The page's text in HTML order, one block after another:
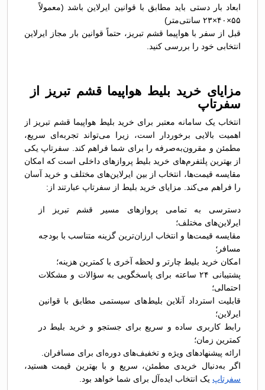
ابعاد بار دستی باید مطابق با قوانین ایرلاین باشد (معمولاً
۵۵×۴۰×۲۳ سانتی‌متر)
قبل از سفر با هواپیما قشم تبریز، حتماً قوانین بار مجاز ایرلاین
انتخابی خود را بررسی کنید.
مزایای خرید بلیط هواپیما قشم تبریز از
سفرتاپ
انتخاب یک سامانه معتبر برای خرید بلیط هواپیما قشم تبریز از
اهمیت بالایی برخوردار است، زیرا می‌تواند تجربه‌ای سریع،
مطمئن و مقرون‌به‌صرفه را برای شما فراهم کند. سفرتاپ یکی
از بهترین پلتفرم‌های خرید بلیط پروازهای داخلی است که امکان
مقایسه قیمت‌ها، انتخاب از بین ایرلاین‌های مختلف و خرید آسان
را فراهم می‌کند. مزایای خرید بلیط از سفرتاپ عبارتند از:
دسترسی به تمامی پروازهای مسیر قشم تبریز از
ایرلاین‌های مختلف؛
مقایسه قیمت‌ها و انتخاب ارزان‌ترین گزینه متناسب با بودجه
مسافر؛
امکان خرید بلیط چارتر و لحظه آخری با کمترین هزینه؛
پشتیبانی ۲۴ ساعته برای پاسخگویی به سؤالات و مشکلات
احتمالی؛
قابلیت استرداد آنلاین بلیط‌های سیستمی مطابق با قوانین
ایرلاین؛
رابط کاربری ساده و سریع برای جستجو و خرید بلیط در
کمترین زمان؛
ارائه پیشنهادهای ویژه و تخفیف‌های دوره‌ای برای مسافران.
اگر به‌دنبال خریدی مطمئن، سریع و با بهترین قیمت هستید،
سفرتاپ یک انتخاب ایده‌آل برای شما خواهد بود.